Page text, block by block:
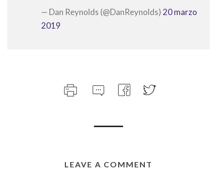
— Dan Reynolds (@DanReynolds) 20 marzo
2019
LEAVE A COMMENT